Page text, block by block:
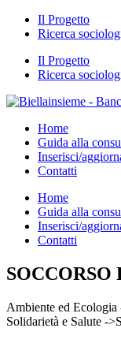
Il Progetto
Ricerca
Il Progetto
Ricerca
Home
Guida alla
Inserisci/
Contatti
Home
Guida alla
Inserisci/
Contatti
Ambiente ed
Solidarietà e Salute -